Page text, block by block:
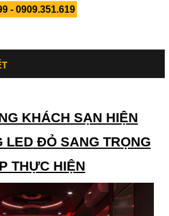
- 0909.351.619
KHÁCH SẠN HIỆN
LED ĐỎ SANG TRỌNG
THỰC HIỆN